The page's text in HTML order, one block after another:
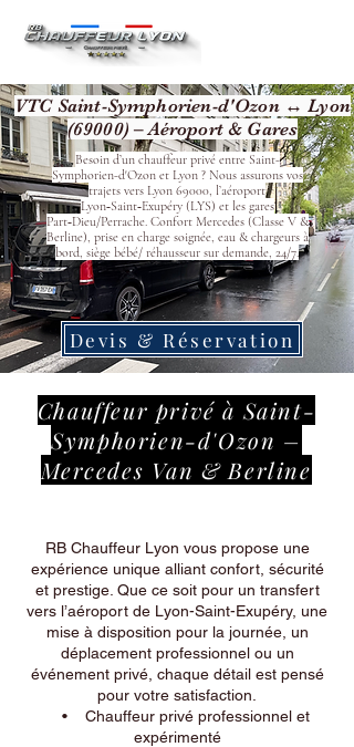
VTC Saint-Symphorien-d'Ozon ↔ Lyon
(69000) – Aéroport & Gares
Besoin d’un chauffeur privé entre Saint-
Symphorien-d'Ozon et Lyon ? Nous assurons vos
trajets vers Lyon 69000, l’aéroport
Lyon‑Saint‑Exupéry (LYS) et les gares
Part‑Dieu/Perrache. Confort Mercedes (Classe V &
Berline), prise en charge soignée, eau & chargeurs à
bord, siège bébé/ réhausseur sur demande, 24/7.
Devis & Réservation
Chauffeur privé à Saint-
Symphorien-d'Ozon –
Mercedes Van & Berline
RB Chauffeur Lyon vous propose une
expérience unique alliant confort, sécurité
et prestige. Que ce soit pour un transfert
vers l’aéroport de Lyon-Saint-Exupéry, une
mise à disposition pour la journée, un
déplacement professionnel ou un
événement privé, chaque détail est pensé
pour votre satisfaction.
• Chauffeur privé professionnel et
expérimenté